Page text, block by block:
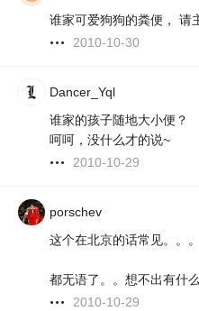
谁家可爱狗狗的粪便， 请
2010-10-30
Dancer_Yql
谁家的孩子随地大小便？
呵呵，没什么才的说~
2010-10-29
porschev
这个在北京的话常见。。。
都无语了。。想不出有什
2010-10-29